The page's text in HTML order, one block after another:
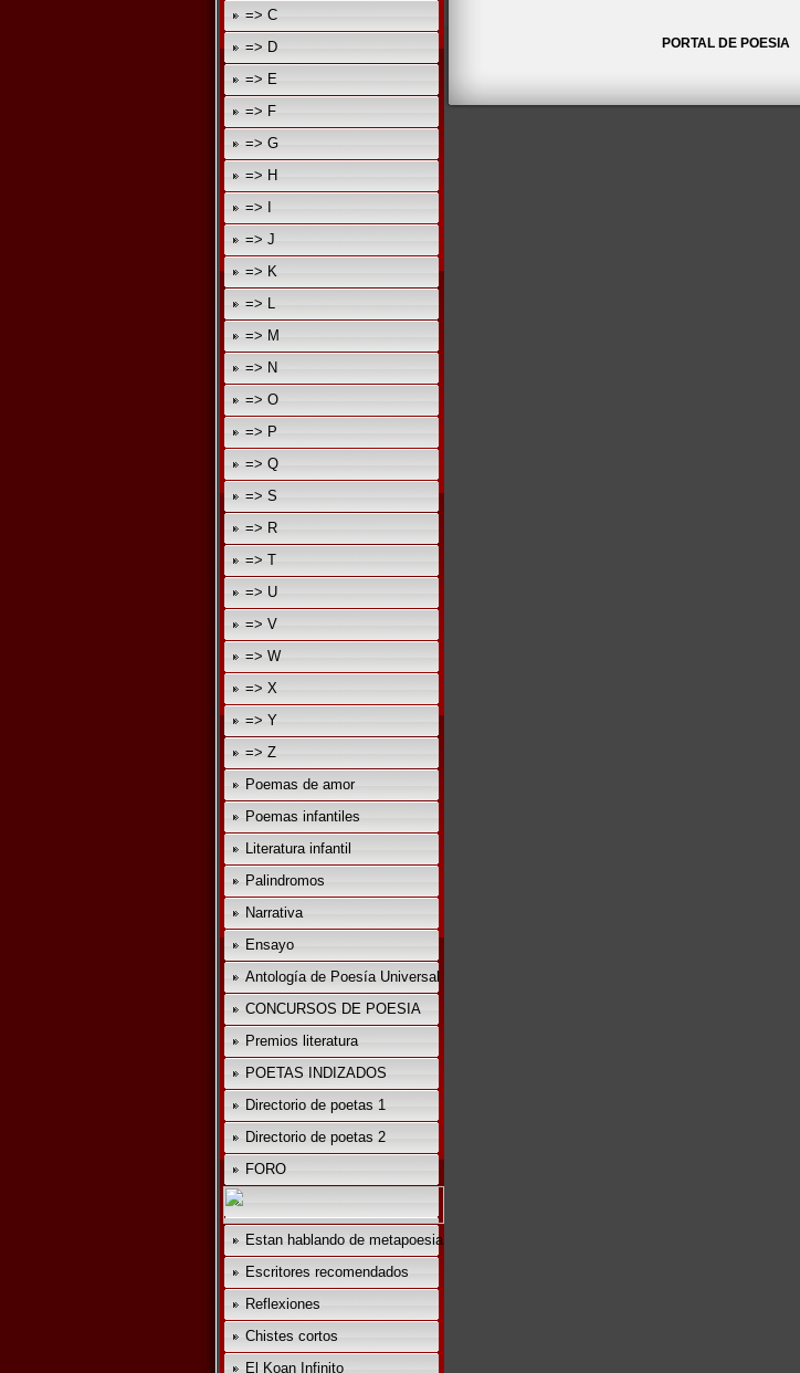
=> C
=> D
=> E
=> F
=> G
=> H
=> I
=> J
=> K
=> L
=> M
=> N
=> O
=> P
=> Q
=> S
=> R
=> T
=> U
=> V
=> W
=> X
=> Y
=> Z
Poemas de amor
Poemas infantiles
Literatura infantil
Palindromos
Narrativa
Ensayo
Antología de Poesía Universal
CONCURSOS DE POESIA
Premios literatura
POETAS INDIZADOS
Directorio de poetas 1
Directorio de poetas 2
FORO
Estan hablando de metapoesia
Escritores recomendados
Reflexiones
Chistes cortos
El Koan Infinito
PORTAL DE POESIA